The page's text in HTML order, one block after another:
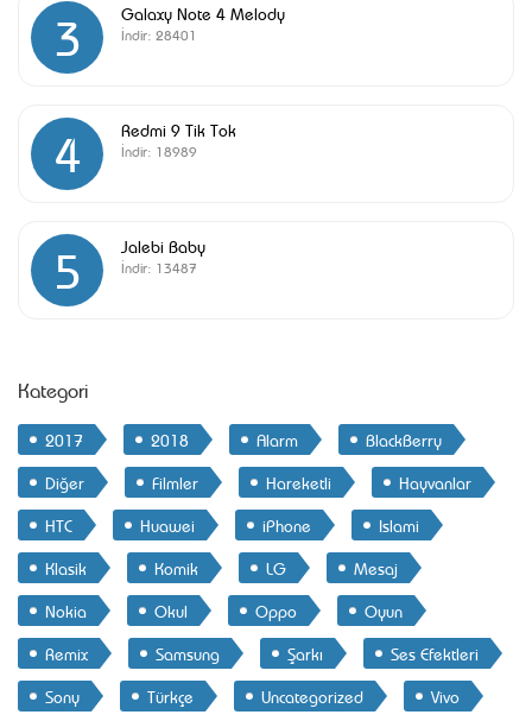
3 Galaxy Note 4 Melody
İndir: 28401
4 Redmi 9 Tik Tok
İndir: 18989
5 Jalebi Baby
İndir: 13487
Kategori
2017 2018 Alarm
BlackBerry
Diğer
Filmler Hareketli
Hayvanlar
HTC
Huawei iPhone
Islami
Klasik
Komik LG
Mesaj
Nokia
Okul Oppo
Oyun
Remix
Samsung Şarkı
Ses Efektleri
Sony
Türkçe Uncategorized Vivo